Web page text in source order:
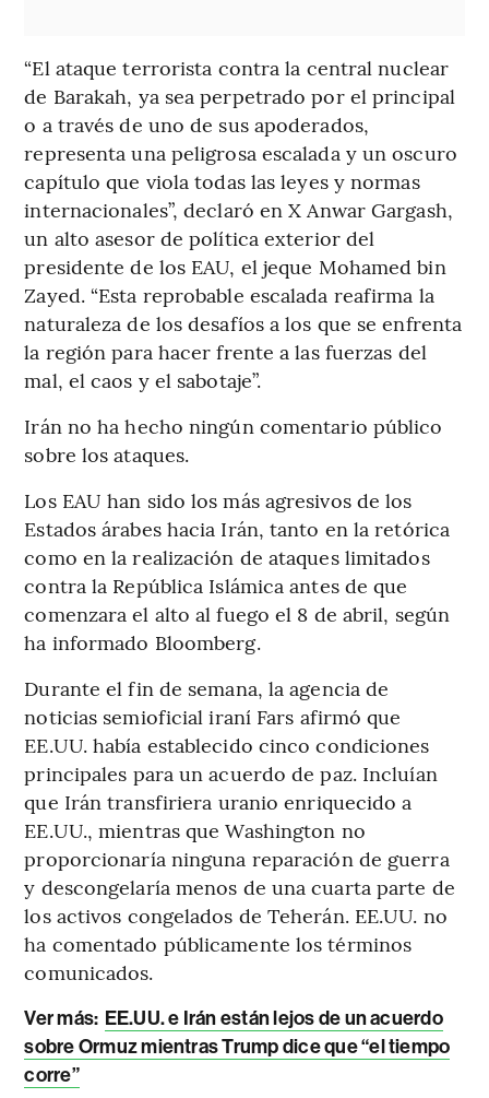
“El ataque terrorista contra la central nuclear
de Barakah, ya sea perpetrado por el principal
o a través de uno de sus apoderados,
representa una peligrosa escalada y un oscuro
capítulo que viola todas las leyes y normas
internacionales”, declaró en X Anwar Gargash,
un alto asesor de política exterior del
presidente de los EAU, el jeque Mohamed bin
Zayed. “Esta reprobable escalada reafirma la
naturaleza de los desafíos a los que se enfrenta
la región para hacer frente a las fuerzas del
mal, el caos y el sabotaje”.
Irán no ha hecho ningún comentario público
sobre los ataques.
Los EAU han sido los más agresivos de los
Estados árabes hacia Irán, tanto en la retórica
como en la realización de ataques limitados
contra la República Islámica antes de que
comenzara el alto al fuego el 8 de abril, según
ha informado Bloomberg.
Durante el fin de semana, la agencia de
noticias semioficial iraní Fars afirmó que
EE.UU. había establecido cinco condiciones
principales para un acuerdo de paz. Incluían
que Irán transfiriera uranio enriquecido a
EE.UU., mientras que Washington no
proporcionaría ninguna reparación de guerra
y descongelaría menos de una cuarta parte de
los activos congelados de Teherán. EE.UU. no
ha comentado públicamente los términos
comunicados.
Ver más: EE.UU. e Irán están lejos de un acuerdo
sobre Ormuz mientras Trump dice que “el tiempo
corre”